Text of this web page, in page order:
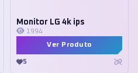
Monitor LG 4k ips
1994
Ver Produto
5